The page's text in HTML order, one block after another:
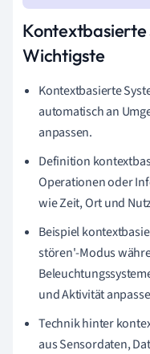
Kontextbasierte
Wichtigste
Kontextbasierte
automatisch an
anpassen.
Definition
Operationen oder
wie Zeit, Ort und
Beispiel
stören'-Modus
und Aktivität
Technik hinter
aus Sensordaten,